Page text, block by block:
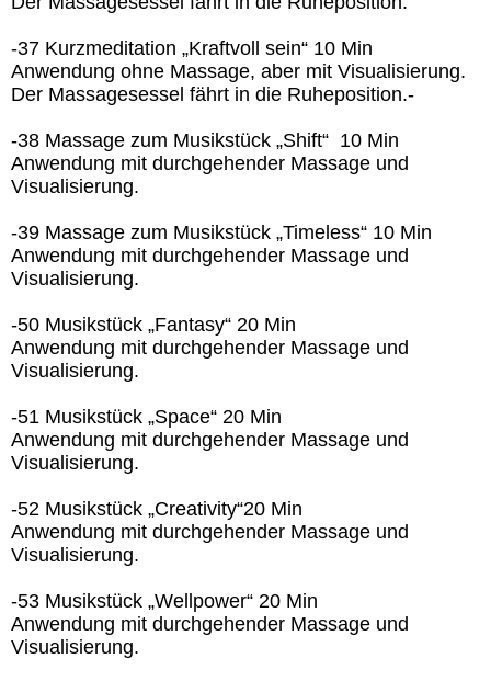
-37 Kurzmeditation „Kraftvoll sein“ 10 Min
Anwendung ohne Massage, aber mit Visualisierung.
Der Massagesessel fährt in die Ruheposition.-
-38 Massage zum Musikstück „Shift“ 10 Min
Anwendung mit durchgehender Massage und
Visualisierung.
-39 Massage zum Musikstück „Timeless“ 10 Min
Anwendung mit durchgehender Massage und
Visualisierung.
-50 Musikstück „Fantasy“ 20 Min
Anwendung mit durchgehender Massage und
Visualisierung.
-51 Musikstück „Space“ 20 Min
Anwendung mit durchgehender Massage und
Visualisierung.
-52 Musikstück „Creativity“20 Min
Anwendung mit durchgehender Massage und
Visualisierung.
-53 Musikstück „Wellpower“ 20 Min
Anwendung mit durchgehender Massage und
Visualisierung.